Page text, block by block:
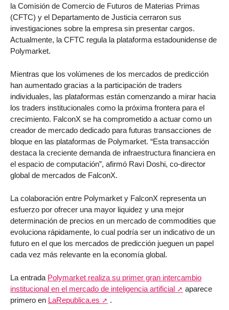
la Comisión de Comercio de Futuros de Materias Primas
(CFTC) y el Departamento de Justicia cerraron sus
investigaciones sobre la empresa sin presentar cargos.
Actualmente, la CFTC regula la plataforma estadounidense de
Polymarket.
Mientras que los volúmenes de los mercados de predicción
han aumentado gracias a la participación de traders
individuales, las plataformas están comenzando a mirar hacia
los traders institucionales como la próxima frontera para el
crecimiento. FalconX se ha comprometido a actuar como un
creador de mercado dedicado para futuras transacciones de
bloque en las plataformas de Polymarket. “Esta transacción
destaca la creciente demanda de infraestructura financiera en
el espacio de computación”, afirmó Ravi Doshi, co-director
global de mercados de FalconX.
La colaboración entre Polymarket y FalconX representa un
esfuerzo por ofrecer una mayor liquidez y una mejor
determinación de precios en un mercado de commodities que
evoluciona rápidamente, lo cual podría ser un indicativo de un
futuro en el que los mercados de predicción jueguen un papel
cada vez más relevante en la economía global.
La entrada Polymarket realiza su primer gran intercambio
institucional en el mercado de inteligencia artificial
aparece
primero en LaRepublica.es .